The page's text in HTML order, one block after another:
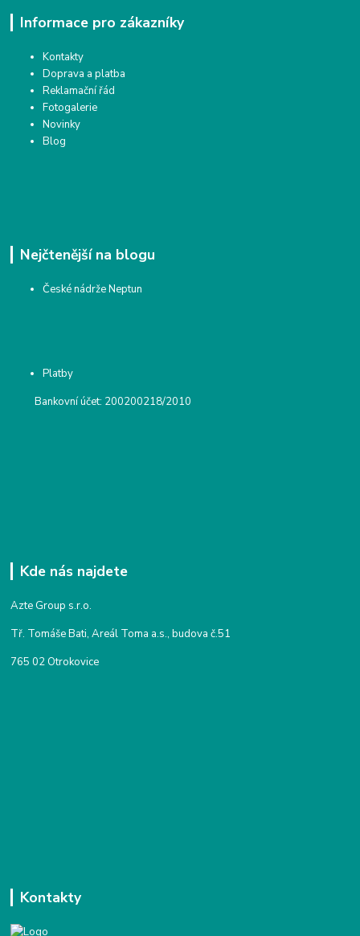
Informace pro zákazníky
Kontakty
Doprava a platba
Reklamační řád
Fotogalerie
Novinky
Blog
Nejčtenější na blogu
České nádrže Neptun
Platby
Bankovní účet: 200200218/2010
Kde nás najdete
Azte Group s.r.o.
Tř. Tomáše Bati, Areál Toma a.s., budova č.51
765 02 Otrokovice
Kontakty